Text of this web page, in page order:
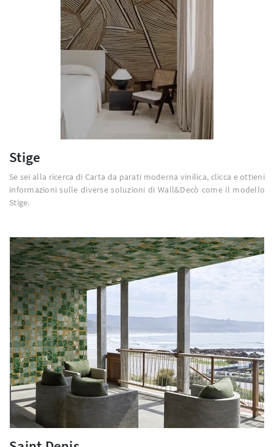
Stige
Se sei alla ricerca di Carta da parati moderna vinilica, clicca e ottieni
informazioni sulle diverse soluzioni di Wall&Decò come il modello
Stige.